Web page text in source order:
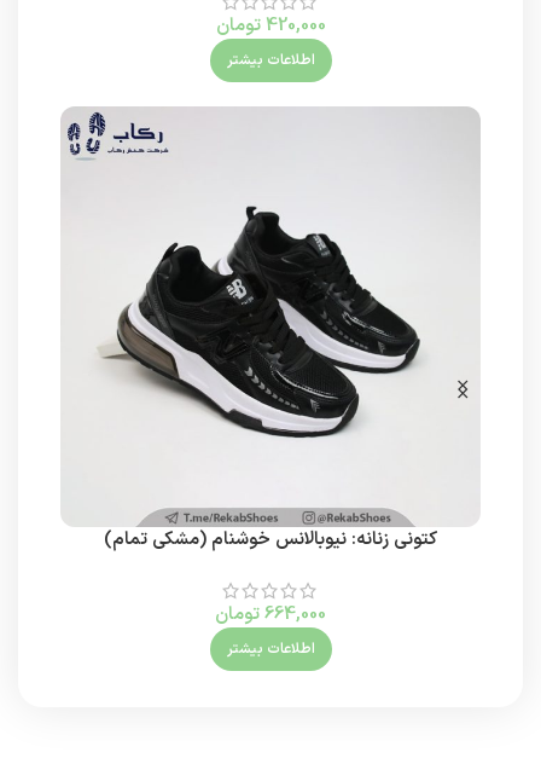
420,000 تومان
اطلاعات بیشتر
کتونی زنانه: نیوبالانس خوشنام (مشکی تمام)
664,000تومان
اطلاعات بیشتر